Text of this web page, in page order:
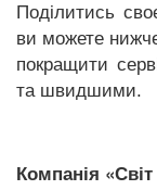
Поділитись
ви можете
покращити
та швидшими.
Компанія